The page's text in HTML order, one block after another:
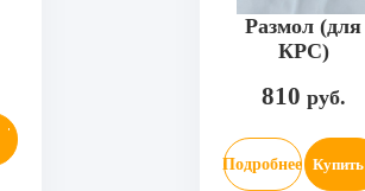
Размол (для
КРС)
810 руб.
Подробнее Купить